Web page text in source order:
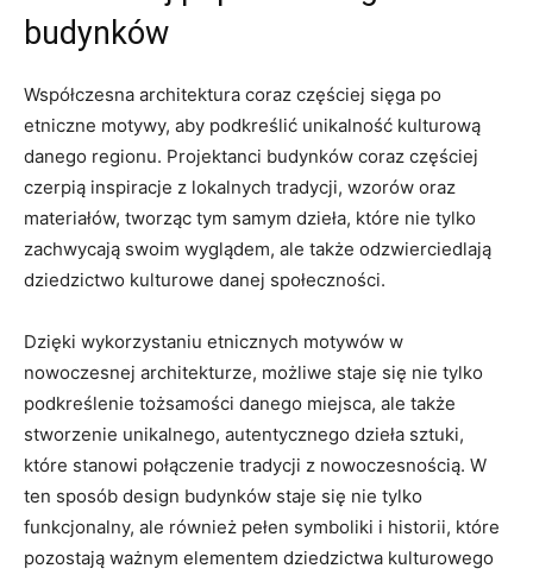
budynków
Współczesna architektura coraz częściej⁤ sięga po
etniczne motywy, aby podkreślić unikalność kulturową
danego⁢ regionu. Projektanci budynków coraz częściej
czerpią inspiracje z lokalnych tradycji, wzorów oraz
materiałów, tworząc​ tym ‌samym⁢ dzieła, które nie tylko
zachwycają swoim wyglądem, ale także odzwierciedlają
dziedzictwo kulturowe danej ‍społeczności.
Dzięki wykorzystaniu etnicznych motywów ‍w
nowoczesnej architekturze, możliwe staje się nie tylko
podkreślenie tożsamości danego⁤ miejsca, ale także
stworzenie‍ unikalnego, autentycznego dzieła sztuki,
które stanowi połączenie tradycji z nowoczesnością. W
ten sposób design budynków staje się nie tylko
funkcjonalny, ale również pełen​ symboliki i historii, które
pozostają ważnym elementem dziedzictwa ‌kulturowego